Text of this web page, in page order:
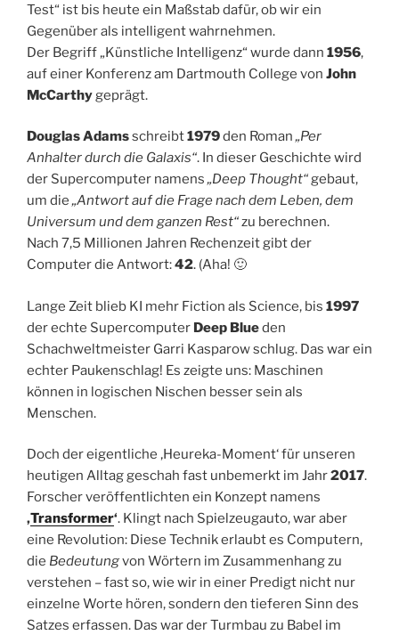
Test“ ist bis heute ein Maßstab dafür, ob wir ein
Gegenüber als intelligent wahrnehmen.
Der Begriff „Künstliche Intelligenz“ wurde dann 1956,
auf einer Konferenz am Dartmouth College von John
McCarthygeprägt.
Douglas Adamsschreibt1979den Roman„Per
Anhalter durch die Galaxis“. In dieser Geschichte wird
der Supercomputer namens„Deep Thought“gebaut,
um die„Antwort auf die Frage nach dem Leben, dem
Universum und dem ganzen Rest“zu berechnen.
Nach 7,5 Millionen Jahren Rechenzeit gibt der
Computer die Antwort:42. (Aha! 🙂
Lange Zeit blieb KI mehr Fiction als Science, bis 1997
der echte Supercomputer Deep Blueden
Schachweltmeister Garri Kasparow schlug. Das war ein
echter Paukenschlag! Es zeigte uns: Maschinen
können in logischen Nischen besser sein als
Menschen.
Doch der eigentliche ‚Heureka-Moment‘ für unseren
heutigen Alltag geschah fast unbemerkt im Jahr2017.
Forscher veröffentlichten ein Konzept namens
‚Transformer‘. Klingt nach Spielzeugauto, war aber
eine Revolution: Diese Technik erlaubt es Computern,
die Bedeutungvon Wörtern im Zusammenhang zu
verstehen – fast so, wie wir in einer Predigt nicht nur
einzelne Worte hören, sondern den tieferen Sinn des
Satzes erfassen. Das war der Turmbau zu Babel im